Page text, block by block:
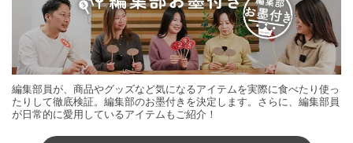
編集部員が、商品やグッズなど気になるアイテムを実際に食べたり使っ
たりして徹底検証。編集部のお墨付きを決定します。さらに、編集部員
が日常的に愛用しているアイテムもご紹介！